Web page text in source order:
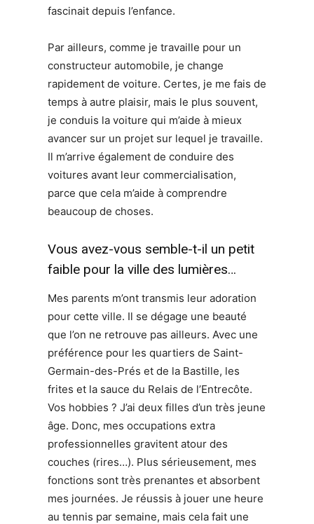
fascinait depuis l’enfance.
Par ailleurs, comme je travaille pour un
constructeur automobile, je change
rapidement de voiture. Certes, je me fais de
temps à autre plaisir, mais le plus souvent,
je conduis la voiture qui m’aide à mieux
avancer sur un projet sur lequel je travaille.
Il m’arrive également de conduire des
voitures avant leur commercialisation,
parce que cela m’aide à comprendre
beaucoup de choses.
Vous avez-vous semble-t-il un petit
faible pour la ville des lumières…
Mes parents m’ont transmis leur adoration
pour cette ville. Il se dégage une beauté
que l’on ne retrouve pas ailleurs. Avec une
préférence pour les quartiers de Saint-
Germain-des-Prés et de la Bastille, les
frites et la sauce du Relais de l’Entrecôte.
Vos hobbies ? J’ai deux filles d’un très jeune
âge. Donc, mes occupations extra
professionnelles gravitent atour des
couches (rires…). Plus sérieusement, mes
fonctions sont très prenantes et absorbent
mes journées. Je réussis à jouer une heure
au tennis par semaine, mais cela fait une